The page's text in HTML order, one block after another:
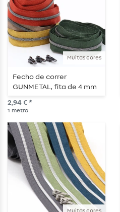
Muitas cores
Fecho de correr
GUNMETAL, fita de 4 mm
– 1 m de comprimento –
metalizado
2,94 € *
1 metro